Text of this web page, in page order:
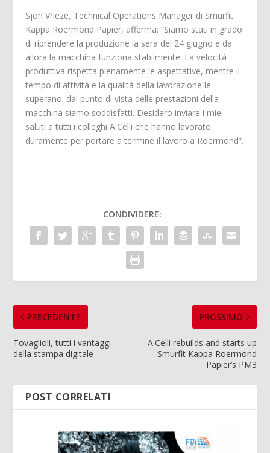
Sjon Vrieze, Technical Operations Manager di Smurfit
Kappa Roermond Papier, afferma: “Siamo stati in grado
di riprendere la produzione la sera del 24 giugno e da
allora la macchina funziona stabilmente. La velocità
produttiva rispetta pienamente le aspettative, mentre il
tempo di attività e la qualità della lavorazione le
superano: dal punto di vista delle prestazioni della
macchina siamo soddisfatti. Desidero inviare i miei
saluti a tutti i colleghi A.Celli che hanno lavorato
duramente per portare a termine il lavoro a Roermond”.
CONDIVIDERE:
PRECEDENTE
Tovaglioli, tutti i vantaggi
della stampa digitale
PROSSIMO
A.Celli rebuilds and starts up
Smurfit Kappa Roermond
Papier’s PM3
POST CORRELATI